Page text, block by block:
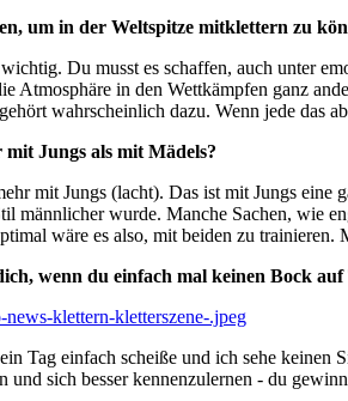
um in der Weltspitze mitklettern zu
Du musst es schaffen, auch unter
Atmosphäre in den Wettkämpfen ganz
wahrscheinlich dazu. Wenn jede das
Jungs als mit Mädels?
mit Jungs (lacht). Das ist mit Jungs
männlicher wurde. Manche Sachen, wie
wäre es also, mit beiden zu trainieren.
wenn du einfach mal keinen Bock
Tag einfach scheiße und ich sehe keinen
und sich besser kennenzulernen - du